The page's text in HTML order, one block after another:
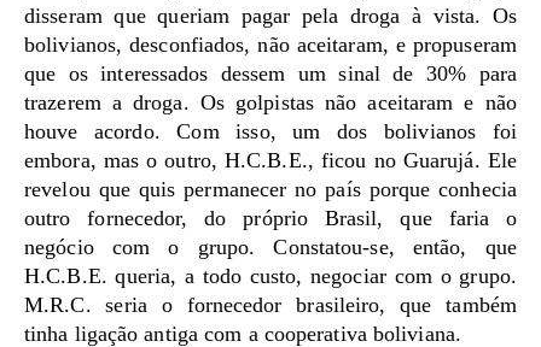
disseram que queriam pagar pela droga à vista. Os
bolivianos, desconfiados, não aceitaram, e propuseram
que os interessados dessem um sinal de 30% para
trazerem a droga. Os golpistas não aceitaram e não
houve acordo. Com isso, um dos bolivianos foi
embora, mas o outro, H.C.B.E., ficou no Guarujá. Ele
revelou que quis permanecer no país porque conhecia
outro fornecedor, do próprio Brasil, que faria o
negócio com o grupo. Constatou-se, então, que
H.C.B.E. queria, a todo custo, negociar com o grupo.
M.R.C. seria o fornecedor brasileiro, que também
tinha ligação antiga com a cooperativa boliviana.